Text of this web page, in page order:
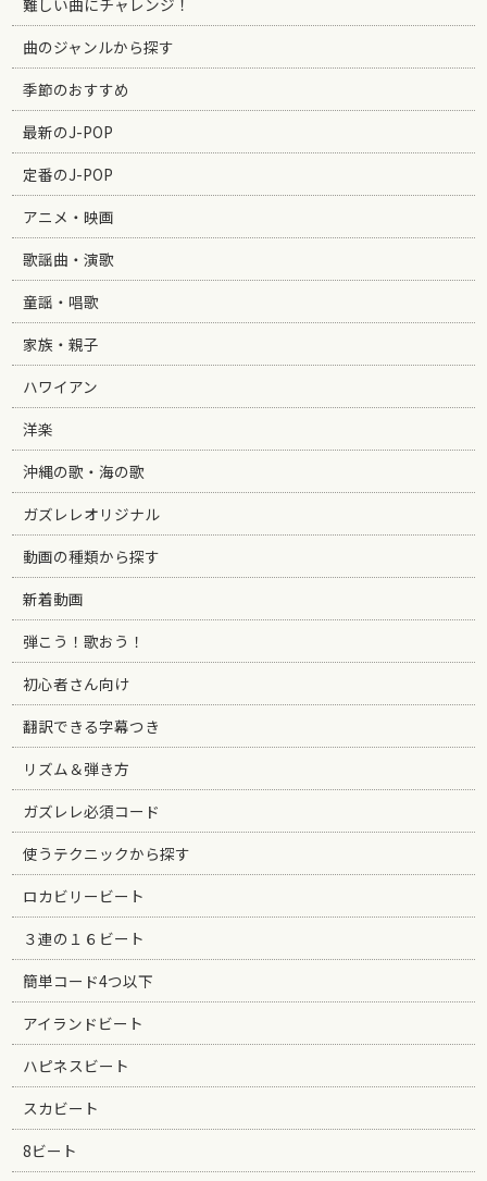
難しい曲にチャレンジ！
曲のジャンルから探す
季節のおすすめ
最新のJ-POP
定番のJ-POP
アニメ・映画
歌謡曲・演歌
童謡・唱歌
家族・親子
ハワイアン
洋楽
沖縄の歌・海の歌
ガズレレオリジナル
動画の種類から探す
新着動画
弾こう！歌おう！
初心者さん向け
翻訳できる字幕つき
リズム＆弾き方
ガズレレ必須コード
使うテクニックから探す
ロカビリービート
３連の１６ビート
簡単コード4つ以下
アイランドビート
ハピネスビート
スカビート
8ビート